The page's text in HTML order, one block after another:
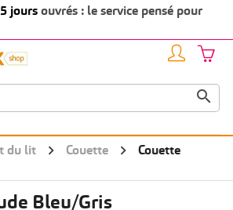
5 joursouvrés : le service pensé pour

du lit Couette
Couette
Bleu/Gris